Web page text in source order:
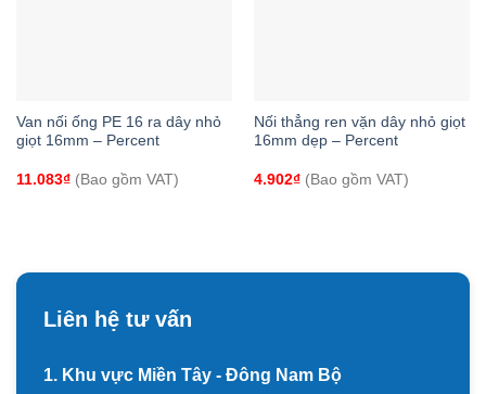
Van nối ống PE 16 ra dây nhỏ
giọt 16mm – Percent
11.083₫(Bao gồm VAT)
Nối thẳng ren vặn dây nhỏ giọt
16mm dẹp – Percent
4.902₫(Bao gồm VAT)
Liên hệ tư vấn
1. Khu vực Miền Tây - Đông Nam Bộ